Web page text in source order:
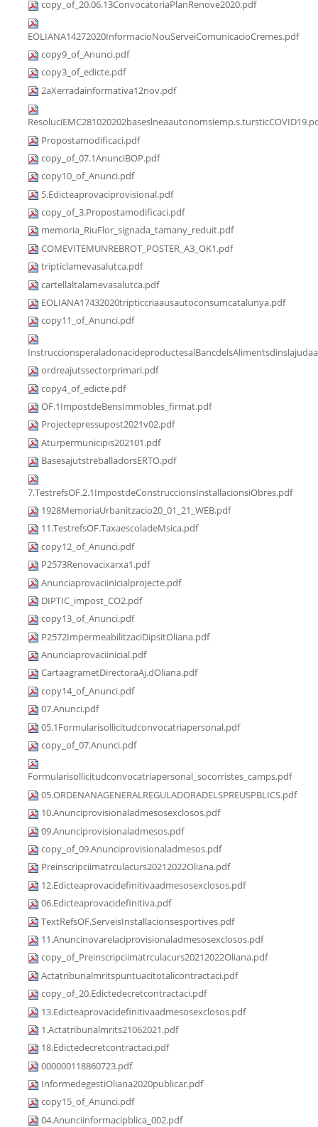
copy_of_20.06.13ConvocatoriaPlanRenove2020.pdf
EOLIANA14272020InformacioNouServeiComunicacioCremes.pdf
copy9_of_Anunci.pdf
copy3_of_edicte.pdf
2aXerradainformativa12nov.pdf
Propostamodificaci.pdf
copy_of_07.1AnunciBOP.pdf
copy10_of_Anunci.pdf
5.Edicteaprovaciprovisional.pdf
copy_of_3.Propostamodificaci.pdf
memoria_RiuFlor_signada_tamany_reduit.pdf
COMEVITEMUNREBROT_POSTER_A3_OK1.pdf
tripticlamevasalutca.pdf
cartellaltalamevasalutca.pdf
EOLIANA17432020tripticcriaausautoconsumcatalunya.pdf
copy11_of_Anunci.pdf
ordreajutssectorprimari.pdf
copy4_of_edicte.pdf
OF.1ImpostdeBensImmobles_firmat.pdf
Projectepressupost2021v02.pdf
Aturpermunicipis202101.pdf
BasesajutstreballadorsERTO.pdf
7.TestrefsOF.2.1ImpostdeConstruccionsInstallacionsiObres.pdf
1928MemoriaUrbanitzacio20_01_21_WEB.pdf
11.TestrefsOF.TaxaescoladeMsica.pdf
copy12_of_Anunci.pdf
P2573Renovacixarxa1.pdf
Anunciaprovaciinicialprojecte.pdf
DIPTIC_impost_CO2.pdf
copy13_of_Anunci.pdf
P2572ImpermeabilitzaciDipsitOliana.pdf
Anunciaprovaciinicial.pdf
CartaagrametDirectoraAj.dOliana.pdf
copy14_of_Anunci.pdf
07.Anunci.pdf
05.1Formularisollicitudconvocatriapersonal.pdf
copy_of_07.Anunci.pdf
Formularisollicitudconvocatriapersonal_socorristes_camps.pdf
05.ORDENANAGENERALREGULADORADELSPREUSPBLICS.pdf
10.Anunciprovisionaladmesosexclosos.pdf
09.Anunciprovisionaladmesos.pdf
copy_of_09.Anunciprovisionaladmesos.pdf
Preinscripciimatrculacurs20212022Oliana.pdf
12.Edicteaprovacidefinitivaadmesosexclosos.pdf
06.Edicteaprovacidefinitiva.pdf
TextRefsOF.ServeisInstallacionsesportives.pdf
11.Anuncinovarelaciprovisionaladmesosexclosos.pdf
copy_of_Preinscripciimatrculacurs20212022Oliana.pdf
Actatribunalmritspuntuacitotalicontractaci.pdf
copy_of_20.Edictedecretcontractaci.pdf
13.Edicteaprovacidefinitivaadmesosexclosos.pdf
1.Actatribunalmrits21062021.pdf
18.Edictedecretcontractaci.pdf
000000118860723.pdf
InformedegestiOliana2020publicar.pdf
copy15_of_Anunci.pdf
04.Anunciinformacipblica_002.pdf